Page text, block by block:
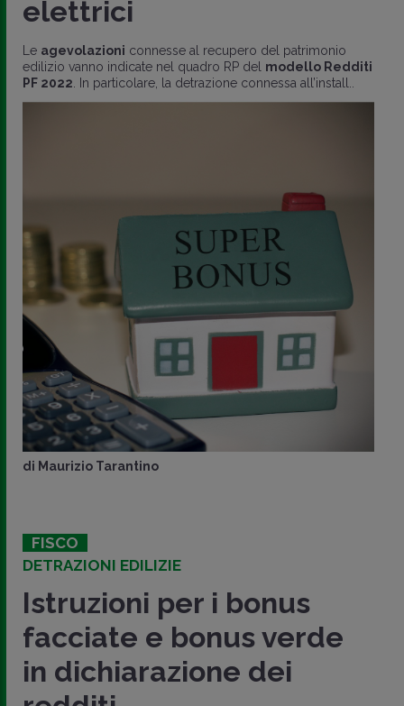
elettrici
Le agevolazioni connesse al recupero del patrimonio
edilizio vanno indicate nel quadro RP del modello Redditi
PF 2022. In particolare, la detrazione connessa all’install..
di Maurizio Tarantino
FISCO
DETRAZIONI EDILIZIE
Istruzioni per i bonus
facciate e bonus verde
in dichiarazione dei